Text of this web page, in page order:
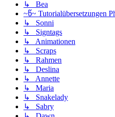
↳ Bea
~წ~ Tutorialübersetzungen
↳ Sonni
↳ Signtags
↳ Animationen
↳ Scraps
↳ Rahmen
↳ Deslina
↳ Annette
↳ Maria
↳ Snakelady
↳ Sabry